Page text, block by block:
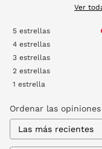
Ver
5 estrellas
4 estrellas
3 estrellas
2 estrellas
1 estrella
Ordenar las opiniones